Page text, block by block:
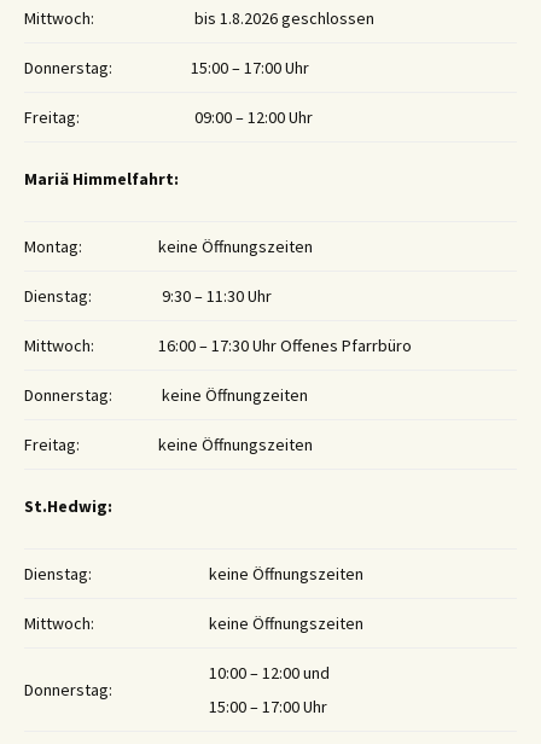
Mittwoch: bis 1.8.2026 geschlossen
Donnerstag: 15:00 – 17:00 Uhr
Freitag: 09:00 – 12:00 Uhr
Mariä Himmelfahrt:
Montag: keine Öffnungszeiten
Dienstag: 9:30 – 11:30 Uhr
Mittwoch: 16:00 – 17:30 Uhr Offenes Pfarrbüro
Donnerstag: keine Öffnungzeiten
Freitag: keine Öffnungszeiten
St.Hedwig:
Dienstag: keine Öffnungszeiten
Mittwoch: keine Öffnungszeiten
Donnerstag:
10:00 – 12:00 und
15:00 – 17:00 Uhr